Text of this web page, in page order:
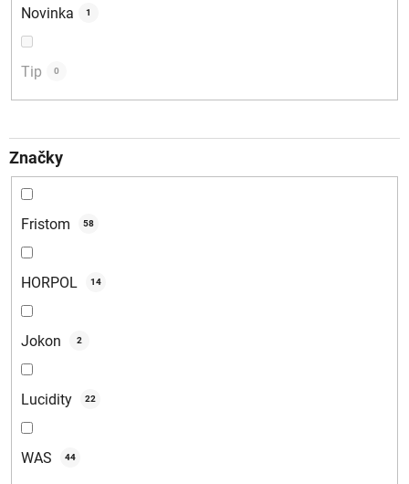
Novinka 1
Tip 0
Značky
Fristom 58
HORPOL 14
Jokon 2
Lucidity 22
WAS 44